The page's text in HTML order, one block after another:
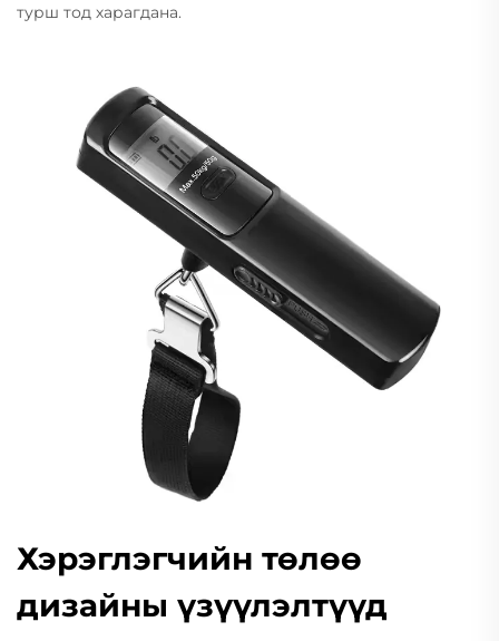
турш тод харагдана.
Хэрэглэгчийн төлөө
дизайны үзүүлэлтүүд